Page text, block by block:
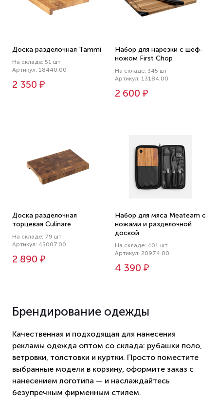
Доска разделочная Tammi
На складе: 51 шт
Артикул: 18440.00
2 350 ₽
Набор для нарезки с шеф-
ножом First Chop
На складе: 345 шт
Артикул: 13184.00
2 600 ₽
Доска разделочная
торцевая Culinare
На складе: 79 шт
Артикул: 45007.00
2 890 ₽
Набор для мяса Meateam с
ножами и разделочной
доской
На складе: 401 шт
Артикул: 20974.00
4 390 ₽
Брендирование одежды
Качественная и подходящая для нанесения
рекламы одежда оптом со склада: рубашки поло,
ветровки, толстовки и куртки. Просто поместите
выбранные модели в корзину, оформите заказ с
нанесением логотипа — и наслаждайтесь
безупречным фирменным стилем.